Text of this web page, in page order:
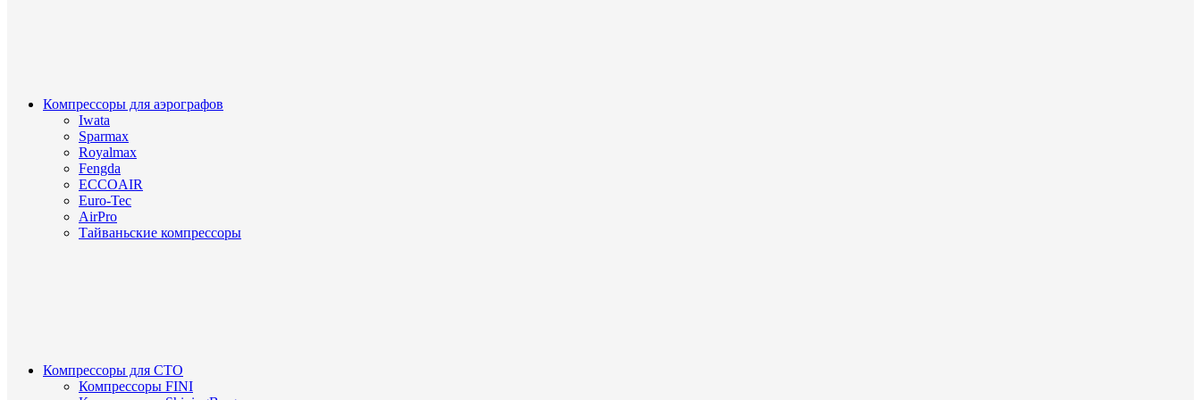
Компрессоры для аэрографов
Iwata
Sparmax
Royalmax
Fengda
ECCOAIR
Euro-Tec
AirPro
Тайваньские компрессоры
Компрессоры для СТО
Компрессоры FINI